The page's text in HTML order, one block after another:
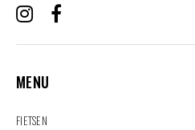
MENU
FIETSEN